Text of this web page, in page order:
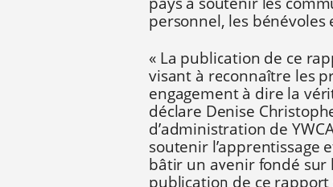
personnel, les
« La publication de ce
visant à reconnaître les
engagement à dire la
déclare Denise
d’administration de
soutenir
bâtir un avenir fondé sur
publication de ce